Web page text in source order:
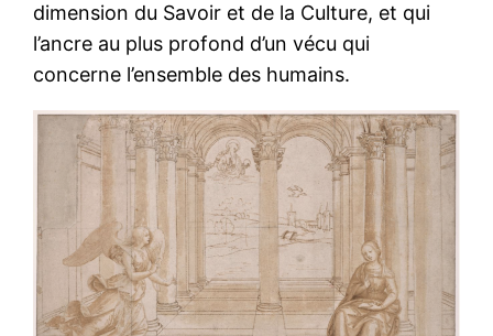
dimension du Savoir et de la Culture, et qui
l’ancre au plus profond d’un vécu qui
concerne l’ensemble des humains.